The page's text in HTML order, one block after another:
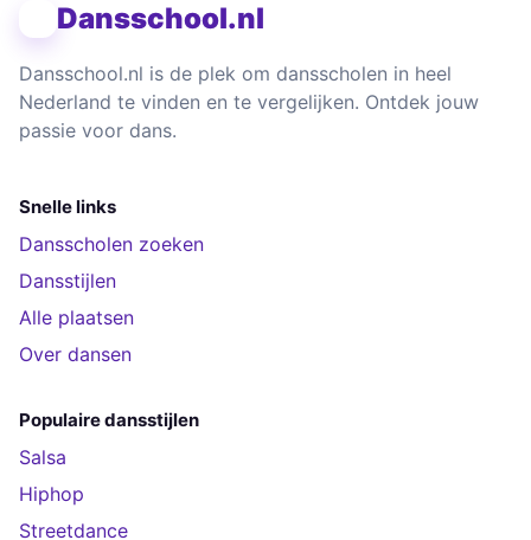
Dansschool.nl
Dansschool.nl is de plek om dansscholen in heel
Nederland te vinden en te vergelijken. Ontdek jouw
passie voor dans.
Snelle links
Dansscholen zoeken
Dansstijlen
Alle plaatsen
Over dansen
Populaire dansstijlen
Salsa
Hiphop
Streetdance